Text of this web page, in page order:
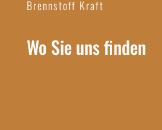
Brennstoff Kraft
Wo Sie uns finden